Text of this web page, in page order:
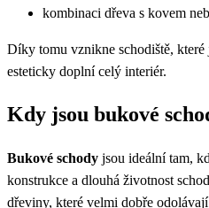
kombinaci dřeva s kovem
Díky tomu vznikne schodiště,
esteticky doplní celý interiér.
Kdy jsou bukové
Bukové schody jsou ideální tam,
konstrukce a dlouhá životnost
dřeviny, které velmi dobře